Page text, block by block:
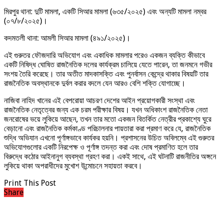
মিরপুর থানা: দুটি মামলা, একটি সিআর মামলা (৬৩৫/২০২৫) এবং অন্যটি মামলা নম্বর
(০৭/৮/২০২৫)।
কদমতলী থানা: আমলী সিআর মামলা (৪৯১/২০২৫)।
এই গুরুতর ফৌজদারি অভিযোগ এবং একাধিক মামলার পরেও একজন ব্যক্তি কীভাবে
একটি নিষিদ্ধ ঘোষিত রাজনৈতিক দলের কার্যক্রম চালিয়ে যেতে পারেন, তা জনমনে গভীর
সংশয় তৈরি করেছে। তার অতীত মাদকাসক্তি এবং পুনর্বাসন কেন্দ্রে থাকার বিষয়টি তার
রাজনৈতিক অবস্থানকে দুর্বল করার বদলে যেন আরও বেশি শক্তি যোগাচ্ছে।
নাজিবা নাহিদ খানের এই বেপরোয়া আচরণ দেশের আইন প্রয়োগকারী সংস্থা এবং
রাজনৈতিক নেতৃত্বের জন্য এক চরম পরীক্ষার বিষয়। যখন অধিকাংশ রাজনৈতিক নেতা
জনরোষের ভয়ে লুকিয়ে আছেন, তখন তার মতো একজন বিতর্কিত নেত্রীর প্রকাশ্যে ঘুরে
বেড়ানো এবং রাজনৈতিক কর্মকাণ্ড পরিচালনার পায়তারা করা প্রমাণ করে যে, রাজনৈতিক
শুদ্ধি অভিযান এখনো পূর্ণাঙ্গভাবে কার্যকর হয়নি। প্রশাসনের উচিত অবিলম্বে এই গুরুতর
অভিযোগগুলোর একটি নিরপেক্ষ ও পূর্ণাঙ্গ তদন্ত করা এবং দোষ প্রমাণিত হলে তার
বিরুদ্ধে কঠোর আইনানুগ ব্যবস্থা গ্রহণ করা। একই সাথে, এই ঘটনাটি রাজনীতির অঙ্গনে
লুকিয়ে থাকা অপরাধীদের মুখোশ উন্মোচনে সহায়তা করবে।
Print This Post
Share